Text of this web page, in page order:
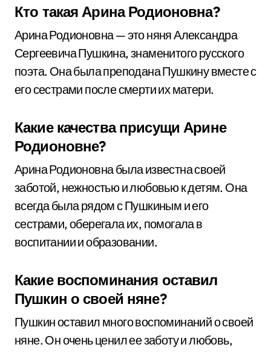
Кто такая Арина Родионовна?
Арина Родионовна — это няня Александра
Сергеевича Пушкина, знаменитого русского
поэта. Она была преподана Пушкину вместе с
его сестрами после смерти их матери.
Какие качества присущи Арине
Родионовне?
Арина Родионовна была известна своей
заботой, нежностью и любовью к детям. Она
всегда была рядом с Пушкиным и его
сестрами, оберегала их, помогала в
воспитании и образовании.
Какие воспоминания оставил
Пушкин о своей няне?
Пушкин оставил много воспоминаний о своей
няне. Он очень ценил ее заботу и любовь,